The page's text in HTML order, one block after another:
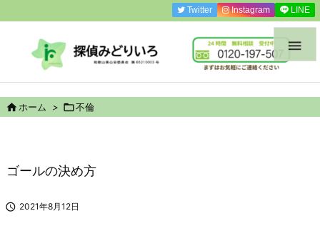

Twitter Instagram LINE
ホーム > 不倫
ゴールの決め方
 2021年8月12日